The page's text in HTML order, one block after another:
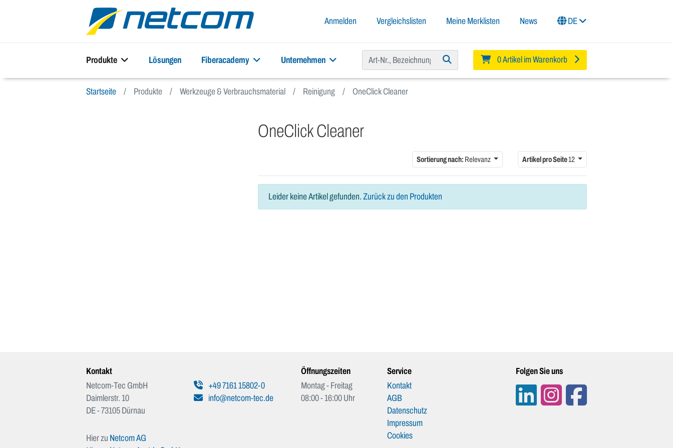
Anmelden Vergleichslisten Meine Merklisten News DE
Produkte Lösungen Fiberacademy Unternehmen 0 Artikel im Warenkorb
Startseite Produkte Werkzeuge & Verbrauchsmaterial Reinigung OneClick Cleaner
OneClick Cleaner
Sortierung nach: Relevanz Artikel pro Seite12
Leider keine Artikel gefunden.Zurück zu den Produkten
Kontakt
Netcom-Tec GmbH
Daimlerstr. 10
DE - 73105 Dürnau
+49 7161 15802-0
info@netcom-tec.de
Hier zu Netcom AG
Öffnungszeiten
Montag - Freitag
08:00 - 16:00 Uhr
Service
Kontakt
AGB
Datenschutz
Impressum
Cookies
Folgen Sie uns